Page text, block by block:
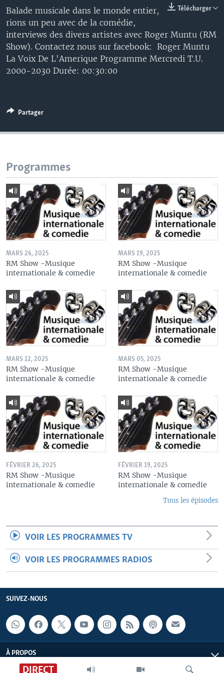
DIRECT
Télécharger
Balade musicale dans le monde entier,
rions un peu avec de la comédie,
interviews des divers artistes avec Roger Muntu (RM
Show). Contactez nous sur facebook: Roger Muntu
La Voix De L'Amerique Programme Mercredi T.U.
2000-2030 Durée: 00:30:00
Partager
Programmes
MARS 26, 2025
RM Show -Musique
internationale & comedie
MARS 19, 2025
RM Show -Musique
internationale & comedie
MARS 12, 2025
RM Show -Musique
internationale & comedie
MARS 05, 2025
RM Show -Musique
internationale & comedie
FÉVRIER 26, 2025
RM Show -Musique
internationale & comedie
FÉVRIER 19, 2025
RM Show -Musique
internationale & comedie
Tous les épisodes
VOIR LES PROGRAMMES TV
VOIR LES PROGRAMMES RADIOS
SUIVEZ-NOUS
À PROPOS